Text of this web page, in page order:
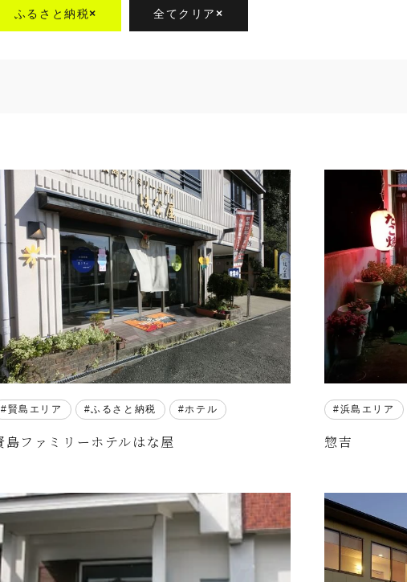
ふるさと納税× 全てクリア×
賢島エリア ふるさと納税 ホテル
島ファミリーホテルはな屋
浜島エリア
惣吉